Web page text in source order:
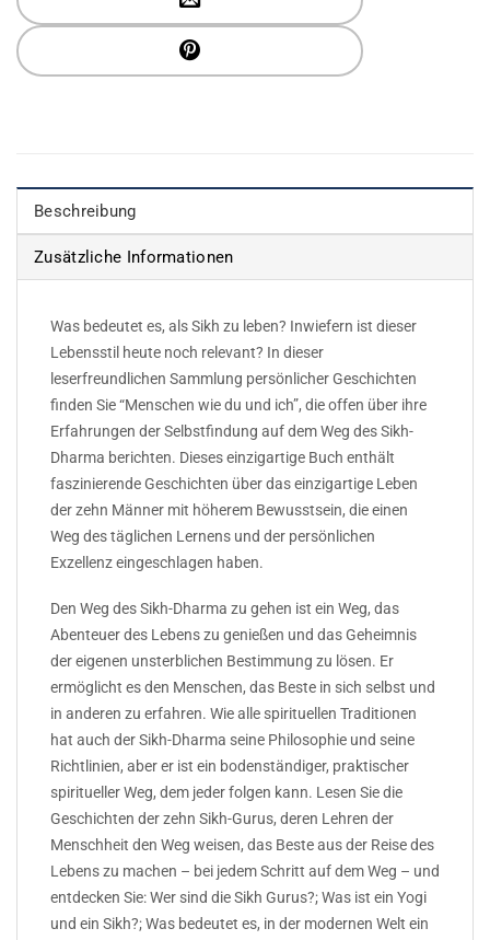
Beschreibung
Zusätzliche Informationen
Was bedeutet es, als Sikh zu leben? Inwiefern ist dieser
Lebensstil heute noch relevant? In dieser
leserfreundlichen Sammlung persönlicher Geschichten
finden Sie “Menschen wie du und ich”, die offen über ihre
Erfahrungen der Selbstfindung auf dem Weg des Sikh-
Dharma berichten. Dieses einzigartige Buch enthält
faszinierende Geschichten über das einzigartige Leben
der zehn Männer mit höherem Bewusstsein, die einen
Weg des täglichen Lernens und der persönlichen
Exzellenz eingeschlagen haben.
Den Weg des Sikh-Dharma zu gehen ist ein Weg, das
Abenteuer des Lebens zu genießen und das Geheimnis
der eigenen unsterblichen Bestimmung zu lösen. Er
ermöglicht es den Menschen, das Beste in sich selbst und
in anderen zu erfahren. Wie alle spirituellen Traditionen
hat auch der Sikh-Dharma seine Philosophie und seine
Richtlinien, aber er ist ein bodenständiger, praktischer
spiritueller Weg, dem jeder folgen kann. Lesen Sie die
Geschichten der zehn Sikh-Gurus, deren Lehren der
Menschheit den Weg weisen, das Beste aus der Reise des
Lebens zu machen – bei jedem Schritt auf dem Weg – und
entdecken Sie: Wer sind die Sikh Gurus?; Was ist ein Yogi
und ein Sikh?; Was bedeutet es, in der modernen Welt ein